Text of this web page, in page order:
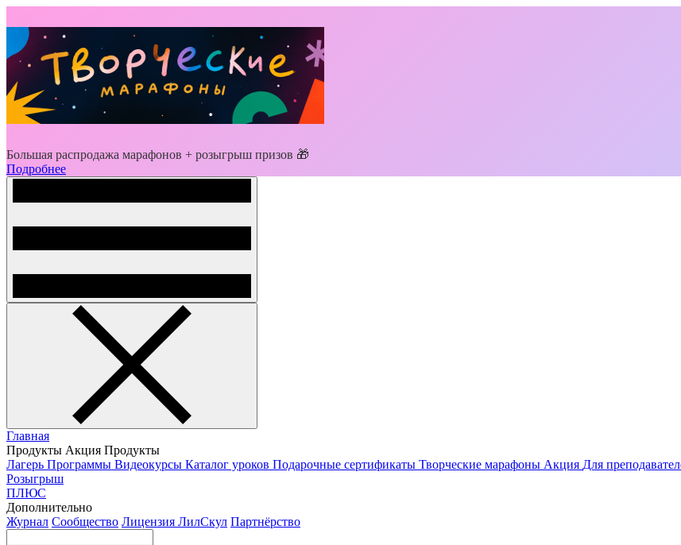
Большая распродажа марафонов + розыгрыш призов 🎁
Подробнее
Главная
Продукты Акция Продукты
Лагерь Программы Видеокурсы Каталог уроков Подарочные сертификаты Творческие марафоны Акция Для
Розыгрыш
ПЛЮС
Дополнительно
Журнал Сообщество Лицензия ЛилСкул Партнёрство